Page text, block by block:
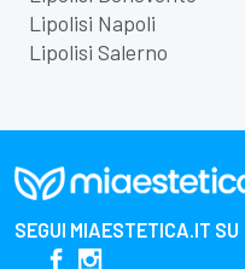
Lipolisi Napoli
Lipolisi Salerno
SEGUI MIAESTETICA.IT SU